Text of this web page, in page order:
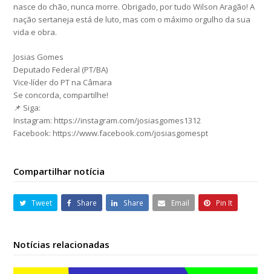
nasce do chão, nunca morre. Obrigado, por tudo Wilson Aragão! A
nação sertaneja está de luto, mas com o máximo orgulho da sua
vida e obra.
Josias Gomes
Deputado Federal (PT/BA)
Vice-líder do PT na Câmara
Se concorda, compartilhe!
📌 Siga:
Instagram: https://instagram.com/josiasgomes1312
Facebook: https://www.facebook.com/josiasgomespt
Compartilhar notícia
Tweet Share Share Email Pin It
Notícias relacionadas